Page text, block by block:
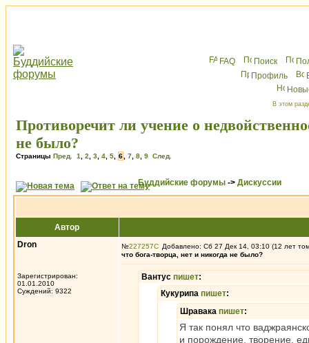
FAQ Поиск
Профиль
В этом
Противоречит ли учение о
не было?
Страницы Пред. 1 2 3 4 5 6 7 8 9 След.
Буддийские форумы -> Дискуссии
Автор
Dron
Зарегистрирован:
01.01.2010
Суждений: 9322
№227257
Добавлено: Сб 27 Дек 14, 03:10 (12 лет
что бога-творца, нет и никогда не было?
Вантус пишет:
Кукурипа пишет:
Шравака пишет:
Я так понял что
и порождение, творение,